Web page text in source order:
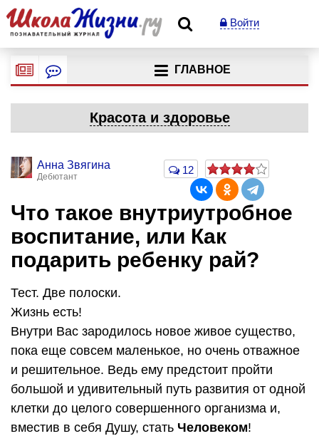
Войти
ГЛАВНОЕ
Красота и здоровье
Анна Звягина
Дебютант
12
Что такое внутриутробное
воспитание, или Как
подарить ребенку рай?
Тест. Две полоски.
Жизнь есть!
Внутри Вас зародилось новое живое существо,
пока еще совсем маленькое, но очень отважное
и решительное. Ведь ему предстоит пройти
большой и удивительный путь развития от одной
клетки до целого совершенного организма и,
вместив в себя Душу, стать Человеком!